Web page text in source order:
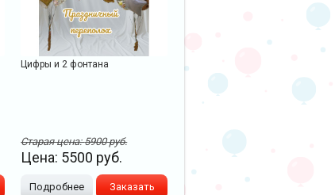
Цифры и 2 фонтана
Старая цена:5900руб.
Цена: 5500 руб.
Подробнее Заказать